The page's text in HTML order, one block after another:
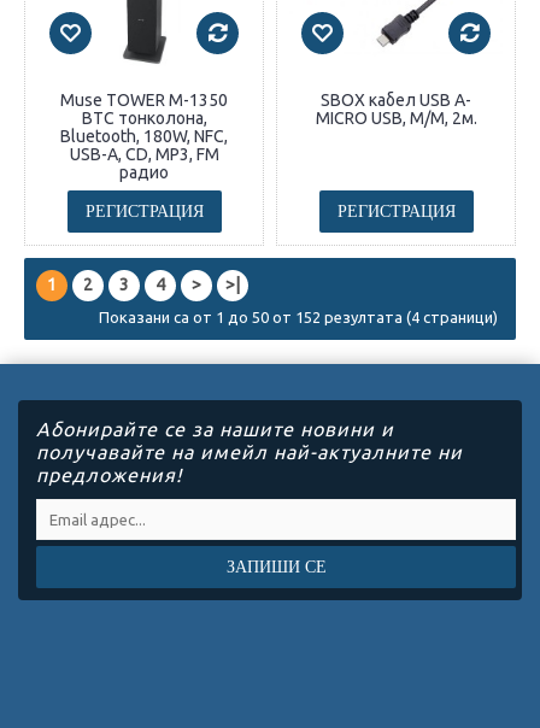
Muse TOWER M-1350
BTC тонколона,
Bluetooth, 180W, NFC,
USB-A, CD, MP3, FM
радио
РЕГИСТРАЦИЯ
SBOX кабел USB A-
MICRO USB, M/M, 2м.
РЕГИСТРАЦИЯ
1 2 3 4 > >|
Показани са от 1 до 50 от 152 резултата (4 страници)
Абонирайте се за нашите новини и
получавайте на имейл най-актуалните ни
предложения!
ЗАПИШИ СЕ